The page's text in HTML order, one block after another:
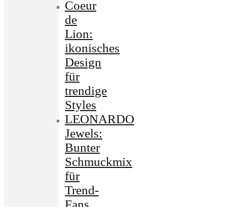
Coeur
de
Lion:
ikonisches
Design
für
trendige
Styles
LEONARDO
Jewels:
Bunter
Schmuckmix
für
Trend-
Fans